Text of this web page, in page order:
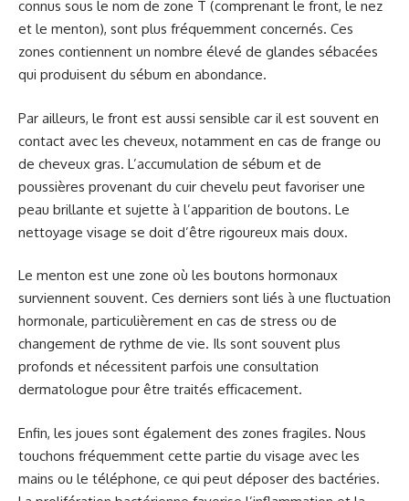
connus sous le nom de zone T (comprenant le front, le nez
et le menton), sont plus fréquemment concernés. Ces
zones contiennent un nombre élevé de glandes sébacées
qui produisent du sébum en abondance.
Par ailleurs, le front est aussi sensible car il est souvent en
contact avec les cheveux, notamment en cas de frange ou
de cheveux gras. L’accumulation de sébum et de
poussières provenant du cuir chevelu peut favoriser une
peau brillante et sujette à l’apparition de boutons. Le
nettoyage visage se doit d’être rigoureux mais doux.
Le menton est une zone où les boutons hormonaux
surviennent souvent. Ces derniers sont liés à une fluctuation
hormonale, particulièrement en cas de stress ou de
changement de rythme de vie. Ils sont souvent plus
profonds et nécessitent parfois une consultation
dermatologue pour être traités efficacement.
Enfin, les joues sont également des zones fragiles. Nous
touchons fréquemment cette partie du visage avec les
mains ou le téléphone, ce qui peut déposer des bactéries.